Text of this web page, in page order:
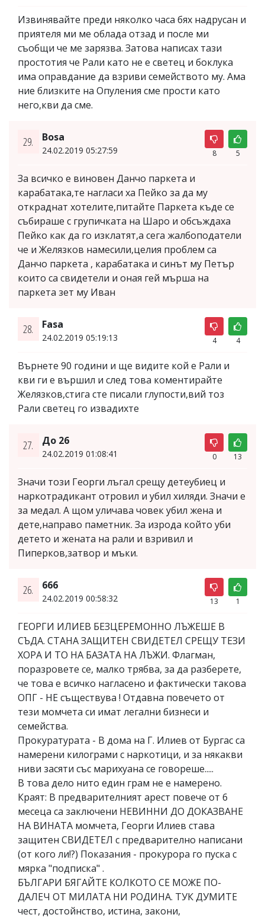
Извинявайте преди няколко часа бях надрусан и
приятеля ми ме облада отзад и после ми
съобщи че ме зарязва. Затова написах тази
простотия че Рали като не е светец и боклука
има оправдание да взриви семейството му. Ама
ние близките на Опуления сме прости като
него,кви да сме.
29. Bosa
24.02.2019 05:27:59 8 5
За всичко е виновен Данчо паркета и
карабатака,те нагласи ха Пейко за да му
откраднат хотелите,питайте Паркета къде се
събираше с групичката на Шаро и обсъждаха
Пейко как да го изклатят,а сега жалбоподатели
че и Желязков намесили,целия проблем са
Данчо паркета , карабатака и синът му Петър
които са свидетели и оная гей мърша на
паркета зет му Иван
28. Fasa
24.02.2019 05:19:13 4 4
Върнете 90 години и ще видите кой е Рали и
кви ги е вършил и след това коментирайте
Желязков,стига сте писали глупости,вий тоз
Рали светец го извадихте
27. До 26
24.02.2019 01:08:41 0 13
Значи този Георги лъгал срещу детеубиец и
наркотрадикант отровил и убил хиляди. Значи е
за медал. А щом уличава човек убил жена и
дете,направо паметник. За изрода който уби
детето и жената на рали и взривил и
Пиперков,затвор и мъки.
26. 666
24.02.2019 00:58:32 13 1
ГЕОРГИ ИЛИЕВ БЕЗЦЕРЕМОННО ЛЪЖЕШЕ В
СЪДА. СТАНА ЗАЩИТЕН СВИДЕТЕЛ СРЕЩУ ТЕЗИ
ХОРА И ТО НА БАЗАТА НА ЛЪЖИ. Флагман,
поразровете се, малко трябва, за да разберете,
че това е всичко нагласено и фактически такова
ОПГ - НЕ съществува ! Отдавна повечето от
тези момчета си имат легални бизнеси и
семейства.
Прокуратурата - В дома на Г. Илиев от Бургас са
намерени килограми с наркотици, и за някакви
ниви засяти със марихуана се говореше.....
В това дело нито един грам не е намерено.
Краят: В предварителният арест повече от 6
месеца са заключени НЕВИННИ ДО ДОКАЗВАНЕ
НА ВИНАТА момчета, Георги Илиев става
защитен СВИДЕТЕЛ с предварително написани
(от кого ли!?) Показания - прокурора го пуска с
мярка "подписка" .
БЪЛГАРИ БЯГАЙТЕ КОЛКОТО СЕ МОЖЕ ПО-
ДАЛЕЧ ОТ МИЛАТА НИ РОДИНА. ТУК ДУМИТЕ
чест, достойнство, истина, закони,